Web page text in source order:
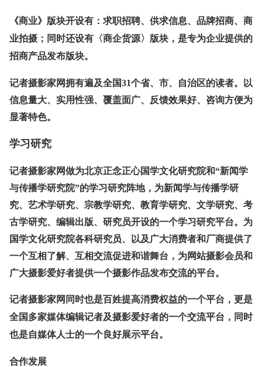
《商业》版块开设有：求职招聘、供求信息、品牌招商、商
业拍摄；同时还设有〈商企货源〉版块，是专为企业提供的
招商产品发布版块。
记者摄影家网拥有遍及全国31个省、市、自治区的读者。以
信息量大、实用性强、覆盖面广、反馈效果好、咨询方便为
显著特色。
学习研究
记者摄影家网做为北京正念正心国学文化研究院和“新闻学
与传播学研究院”的学习研究阵地，为新闻学与传播学研
究、艺术学研究、宗教学研究、教育学研究、文学研究、考
古学研究、编辑出版、研究员开设的一个学习研究平台。为
国学文化研究院各科研究员、以及广大消费者和厂商提供了
一个互相了解、互相交流促进和谐舞台，为网站摄影会员和
广大摄影爱好者提供一个摄影作品发布交流的平台。
记者摄影家网同时也是百姓提高消费权益的一个平台，更是
全国多家媒体编辑记者及摄影爱好者的一个交流平台，同时
也是自媒体人士的一个良好展示平台。
合作发展